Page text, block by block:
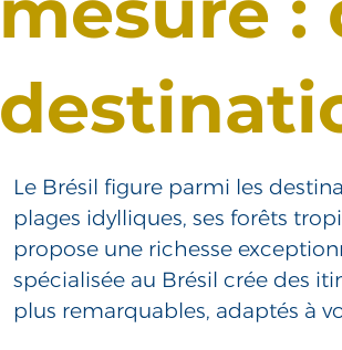
Le Brésil figure parmi les
plages idylliques, ses forêts
propose une richesse
spécialisée au Brésil crée des
plus remarquables, adaptés à